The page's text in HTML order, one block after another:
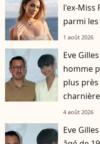
l'ex-Miss
parmi
1 août 2026
Eve
homme
plus
charnière
4 août 2026
Eve